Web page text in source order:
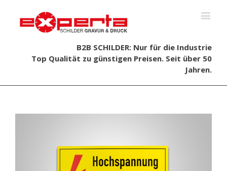
B2B SCHILDER: Nur für die Industrie
Top Qualität zu günstigen Preisen. Seit über 50
Jahren.